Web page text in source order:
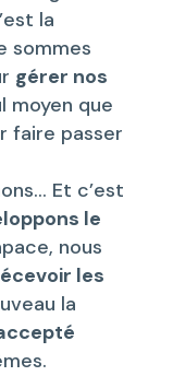
la
sommes
gérer nos
moyen que
faire passer
Et c’est
le
nous
les
la